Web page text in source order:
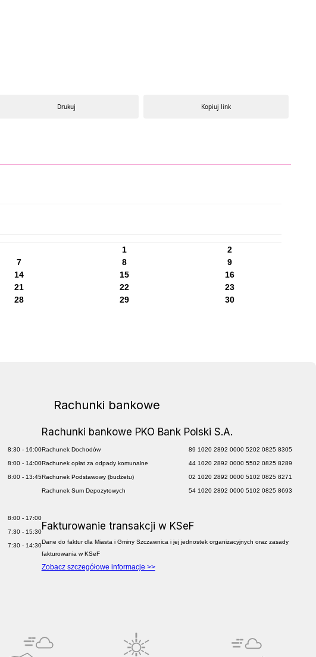
Drukuj Kopiuj link
1
2
7 8
9
14 15
16
21 22
23
28 29
30
8:30 - 16:00
8:00 - 14:00
8:00 - 13:45
8:00 - 17:00
7:30 - 15:30
7:30 - 14:30
Rachunki bankowe
Rachunki bankowe PKO Bank Polski S.A.
Rachunek Dochodów 89 1020 2892 0000 5202 0825 8305
Rachunek opłat za odpady komunalne 44 1020 2892 0000 5502 0825 8289
Rachunek Podstawowy (budżetu) 02 1020 2892 0000 5102 0825 8271
Rachunek Sum Depozytowych 54 1020 2892 0000 5102 0825 8693
Fakturowanie transakcji w KSeF
Dane do faktur dla Miasta i Gminy Szczawnica i jej jednostek organizacyjnych oraz zasady
fakturowania w KSeF
Zobacz szczegółowe informacje >>